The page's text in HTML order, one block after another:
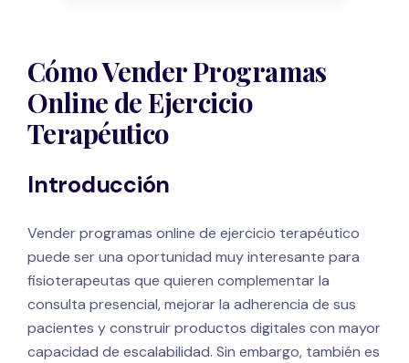
Cómo Vender Programas
Online de Ejercicio
Terapéutico
Introducción
Vender programas online de ejercicio terapéutico
puede ser una oportunidad muy interesante para
fisioterapeutas que quieren complementar la
consulta presencial, mejorar la adherencia de sus
pacientes y construir productos digitales con mayor
capacidad de escalabilidad. Sin embargo, también es